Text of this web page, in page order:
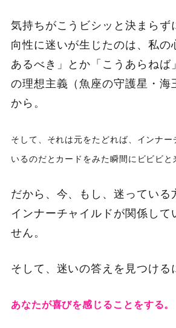
気持ちがこうビシッと決まらず
向性に迷いが生じたのは、私の
あるべき」とか「こうあらねば
の理想主義（魚座の守護星・海
から。
そして、それは元をたどれば、インナ
いるのだとカードをみた瞬間にビビビと
だから、今、もし、迷っている
インナーチャイルドが関係して
せん。
そして、迷いの答えを見つける
あなたが喜びを感じることをする。